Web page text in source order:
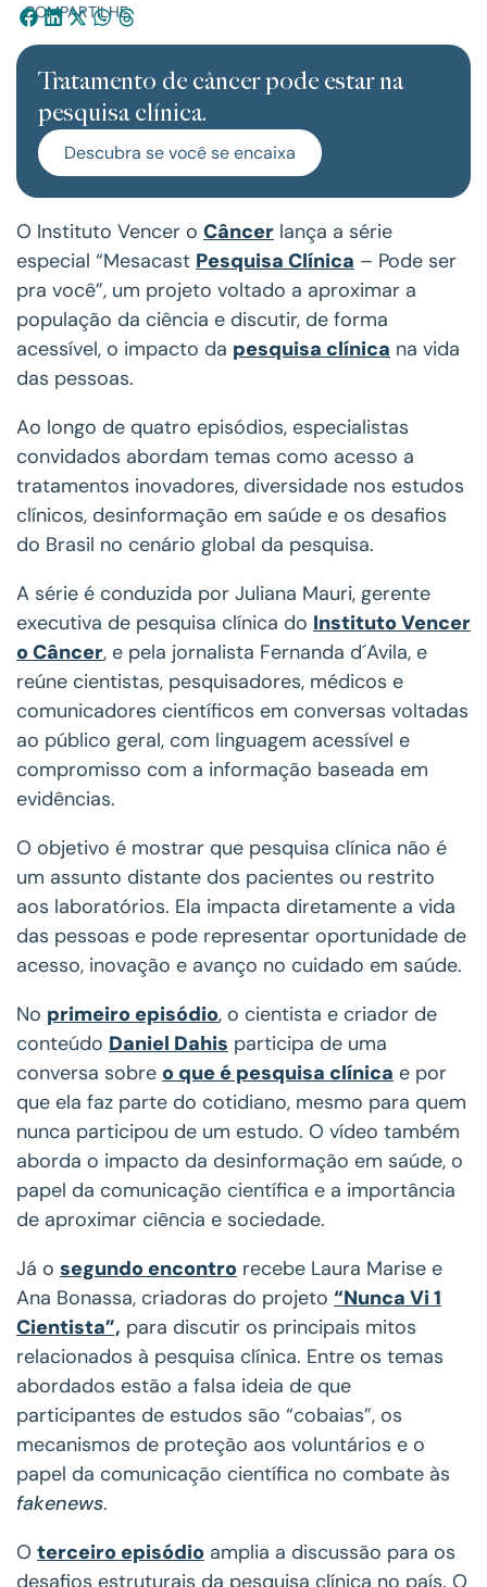
COMPARTILHE:
Tratamento de câncer pode estar na
pesquisa clínica.
Descubra se você se encaixa
O Instituto Vencer o Câncer lança a série
especial “Mesacast Pesquisa Clínica – Pode ser
pra você”, um projeto voltado a aproximar a
população da ciência e discutir, de forma
acessível, o impacto da pesquisa clínica na vida
das pessoas.
Ao longo de quatro episódios, especialistas
convidados abordam temas como acesso a
tratamentos inovadores, diversidade nos estudos
clínicos, desinformação em saúde e os desafios
do Brasil no cenário global da pesquisa.
A série é conduzida por Juliana Mauri, gerente
executiva de pesquisa clínica do Instituto Vencer
o Câncer, e pela jornalista Fernanda d´Avila, e
reúne cientistas, pesquisadores, médicos e
comunicadores científicos em conversas voltadas
ao público geral, com linguagem acessível e
compromisso com a informação baseada em
evidências.
O objetivo é mostrar que pesquisa clínica não é
um assunto distante dos pacientes ou restrito
aos laboratórios. Ela impacta diretamente a vida
das pessoas e pode representar oportunidade de
acesso, inovação e avanço no cuidado em saúde.
No primeiro episódio, o cientista e criador de
conteúdo Daniel Dahis participa de uma
conversa sobre o que é pesquisa clínica e por
que ela faz parte do cotidiano, mesmo para quem
nunca participou de um estudo. O vídeo também
aborda o impacto da desinformação em saúde, o
papel da comunicação científica e a importância
de aproximar ciência e sociedade.
Já o segundo encontro recebe Laura Marise e
Ana Bonassa, criadoras do projeto “Nunca Vi 1
Cientista”, para discutir os principais mitos
relacionados à pesquisa clínica. Entre os temas
abordados estão a falsa ideia de que
participantes de estudos são “cobaias”, os
mecanismos de proteção aos voluntários e o
papel da comunicação científica no combate às
fakenews.
O terceiro episódio amplia a discussão para os
desafios estruturais da pesquisa clínica no país. O